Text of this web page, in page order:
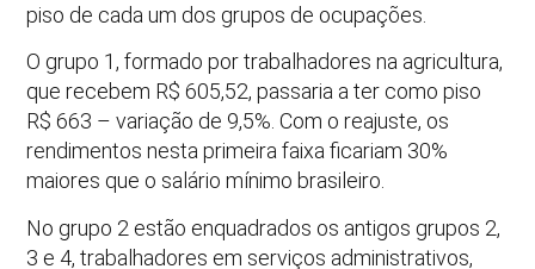
piso de cada um dos grupos de ocupações.
O grupo 1, formado por trabalhadores na agricultura,
que recebem R$ 605,52, passaria a ter como piso
R$ 663 – variação de 9,5%. Com o reajuste, os
rendimentos nesta primeira faixa ficariam 30%
maiores que o salário mínimo brasileiro.
No grupo 2 estão enquadrados os antigos grupos 2,
3 e 4, trabalhadores em serviços administrativos,